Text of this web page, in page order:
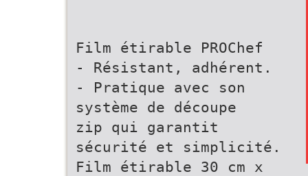
Film étirable PROChef
- Résistant, adhérent.
- Pratique avec son
système de découpe
zip qui garantit
sécurité et simplicité.
Film étirable 30 cm x